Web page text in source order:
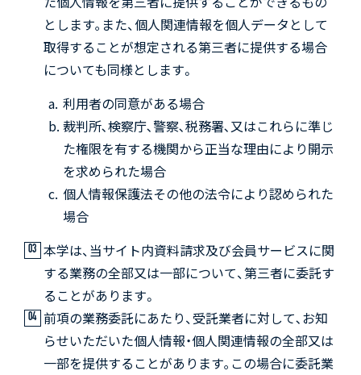
とします｡また、個人関連情報を個人データとして
取得することが想定される第三者に提供する場合
についても同様とします。
利用者の同意がある場合
裁判所､検察庁､警察､税務署､又はこれらに準じ
た権限を有する機関から正当な理由により開示
を求められた場合
個人情報保護法その他の法令により認められた
場合
本学は、当サイト内資料請求及び会員サービスに関
する業務の全部又は一部について、第三者に委託す
ることがあります。
前項の業務委託にあたり、受託業者に対して､お知
らせいただいた個人情報・個人関連情報の全部又は
一部を提供することがあります｡この場合に委託業